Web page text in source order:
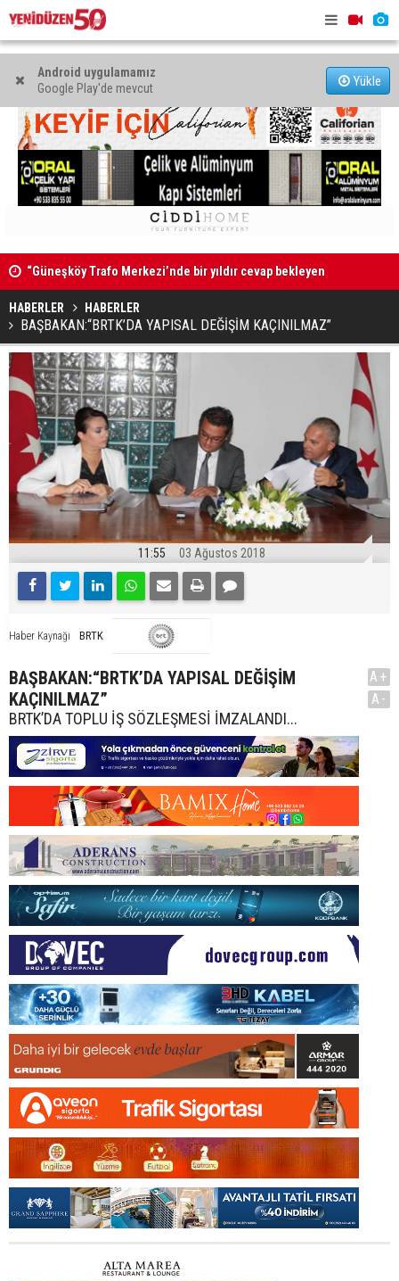
Android uygulamamız
Google Play'de mevcut
Yükle
“Güneşköy Trafo Merkezi’nde bir yıldır cevap bekleyen
sorular var”
HABERLER HABERLER
BAŞBAKAN:“BRTK’DA YAPISAL DEĞİŞİM KAÇINILMAZ”
11:55 03 Ağustos 2018
Haber Kaynağı BRTK
BAŞBAKAN:“BRTK’DA YAPISAL DEĞİŞİM
KAÇINILMAZ”
BRTK’DA TOPLU İŞ SÖZLEŞMESİ İMZALANDI...
A+
A-